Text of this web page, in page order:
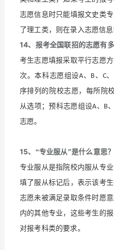
志愿信息时只能填报文史类
了理工类，则在录入志愿信
14、报考全国联招的志愿有多
考生志愿填报采取平行志愿
次。本科志愿组设A、 B 、 C、
序排列的院校志愿，每所院
从选项；预科志愿组设A、 B、
志愿。
15、 “专业服从”是什么意思？
专业服从是指院校内服从专
填了服从标记后，表示该考
志愿未被满足录取条件时愿
内的其他专业，这些考生的
对报考科类的要求。